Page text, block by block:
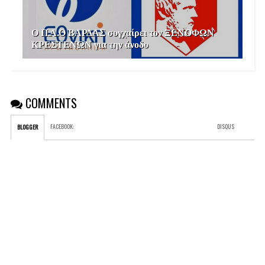
Ο Π.Α.Ο ΒΑΡΔΑΣ συγχαίρει τον ΞΕΝΟΦΩΝ
ΚΡΕΣΤΕΝΩΝ για την άνοδο
COMMENTS
BLOGGER FACEBOOK: DISQUS